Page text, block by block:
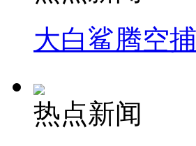
大白鲨腾空
热点新闻